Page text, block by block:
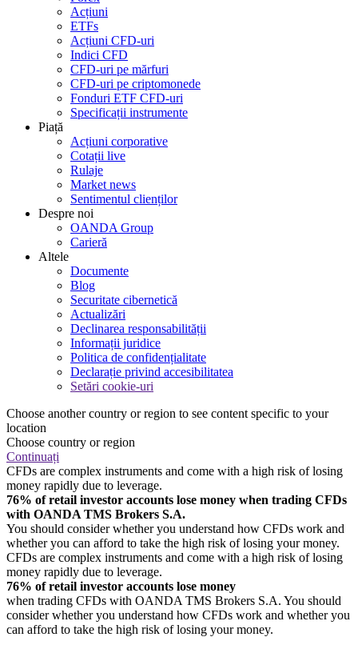
Acțiuni
ETFs
Acțiuni CFD-uri
Indici CFD
CFD-uri pe mărfuri
CFD-uri pe criptomonede
Fonduri ETF CFD-uri
Specificații instrumente
Piață
Acțiuni corporative
Cotații live
Rulaje
Market news
Sentimentul clienților
Despre noi
OANDA Group
Carieră
Altele
Documente
Blog
Securitate cibernetică
Actualizări
Declinarea responsabilității
Informații juridice
Politica de confidențialitate
Declarație privind accesibilitatea
Setări cookie-uri
Choose another country or region to see content specific to your
location
Choose country or region
Continuați
CFDs are complex instruments and come with a high risk of losing
money rapidly due to leverage.
76% of retail investor accounts lose money when trading CFDs
with OANDA TMS Brokers S.A.
You should consider whether you understand how CFDs work and
whether you can afford to take the high risk of losing your money.
CFDs are complex instruments and come with a high risk of losing
money rapidly due to leverage.
76% of retail investor accounts lose money
when trading CFDs with OANDA TMS Brokers S.A. You should
consider whether you understand how CFDs work and whether you
can afford to take the high risk of losing your money.